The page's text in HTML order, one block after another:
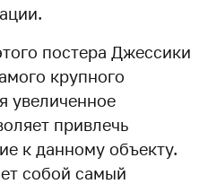
постера Джессики
крупного
увеличенное
привлечь
к данному объекту.
собой самый